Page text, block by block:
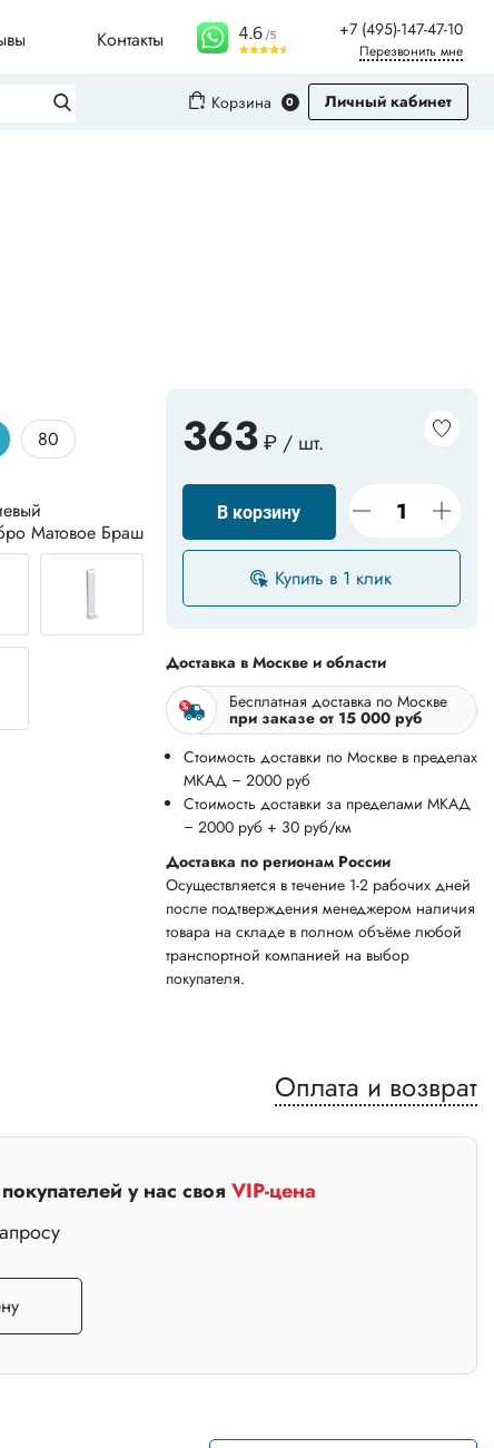
Контакты +7 (495)-147-47-10
Перезвонить мне
Сопутствующие товары
Корзина 0
Личный кабинет
80
Матовое Браш
363₽ / шт.
В корзину
Купить в 1 клик
Доставка в Москве и области
Бесплатная доставка по Москве
при заказе от 15 000 руб
Стоимость доставки по Москве в пределах
МКАД – 2000 руб
Стоимость доставки за пределами МКАД
– 2000 руб + 30 руб/км
Доставка по регионам России
Осуществляется в течение 1-2 рабочих дней
после подтверждения менеджером наличия
товара на складе в полном объёме любой
транспортной компанией на выбор
покупателя.
Оплата и возврат
у нас своя VIP-цена